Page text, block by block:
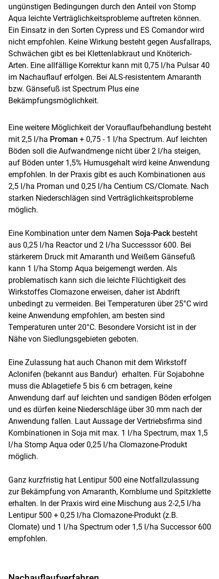
ungünstigen Bedingungen durch den Anteil von Stomp
Aqua leichte Verträglichkeitsprobleme auftreten können.
Ein Einsatz in den Sorten Cypress und ES Comandor wird
nicht empfohlen. Keine Wirkung besteht gegen Ausfallraps,
Schwächen gibt es bei Klettenlabkraut und Knöterich-
Arten. Eine allfällige Korrektur kann mit 0,75 l/ha Pulsar 40
im Nachauflauf erfolgen. Bei ALS-resistentem Amaranth
bzw. Gänsefuß ist Spectrum Plus eine
Bekämpfungsmöglichkeit.
Eine weitere Möglichkeit der Vorauflaufbehandlung besteht
mit 2,5 l/ha Proman + 0,75 - 1 l/ha Spectrum. Auf leichten
Böden soll die Aufwandmenge nicht über 2 l/ha steigen,
auf Böden unter 1,5% Humusgehalt wird keine Anwendung
empfohlen. In der Praxis gibt es auch Kombinationen aus
2,5 l/ha Proman und 0,25 l/ha Centium CS/Clomate. Nach
starken Niederschlägen sind Verträglichkeitsprobleme
möglich.
Eine Kombination unter dem Namen Soja-Packbesteht
aus 0,25 l/ha Reactor und 2 l/ha Successsor 600. Bei
stärkerem Druck mit Amaranth und Weißem Gänsefuß
kann 1 l/ha Stomp Aqua beigemengt werden. Als
problematisch kann sich die leichte Flüchtigkeit des
Wirkstoffes Clomazone erweisen, daher ist Abdrift
unbedingt zu vermeiden. Bei Temperaturen über 25°C wird
keine Anwendung empfohlen, am besten sind
Temperaturen unter 20°C. Besondere Vorsicht ist in der
Nähe von Siedlungsgebieten geboten.
Eine Zulassung hat auch Chanon mit dem Wirkstoff
Aclonifen (bekannt aus Bandur) erhalten. Für Sojabohne
muss die Ablagetiefe 5 bis 6 cm betragen, keine
Anwendung darf auf leichten und sandigen Böden erfolgen
und es dürfen keine Niederschläge über 30 mm nach der
Anwendung fallen. Laut Aussage der Vertriebsfirma sind
Kombinationen in Soja mit max. 1 l/ha Spectrum, max 1,5
l/ha Stomp Aqua oder 0,25 l/ha Clomazone-Produkt
möglich.
Ganz kurzfristig hat Lentipur 500 eine Notfallzulassung
zur Bekämpfung von Amaranth, Kornblume und Spitzklette
erhalten. In der Praxis wird eine Mischung aus 2-2,5 l/ha
Lentipur 500 + 0,25 l/ha Clomazone-Produkt (z.B.
Clomate) und 1 l/ha Spectrum oder 1,5 l/ha Successor 600
empfohlen.